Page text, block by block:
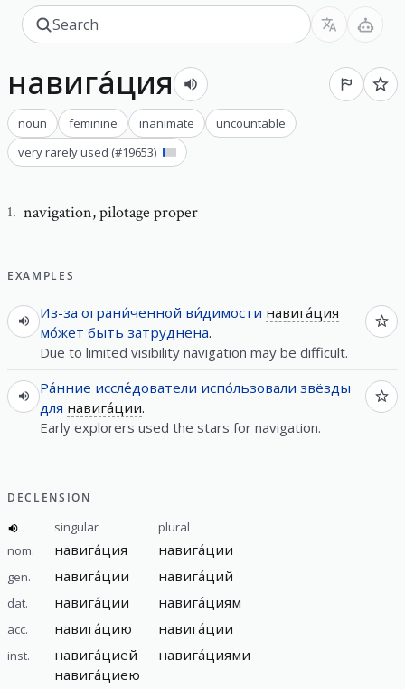
навига́ция
noun feminine inanimate
uncountable
very rarely used (#19653)
1. navigation,pilotage proper
EXAMPLES
Из-за ограни́ченной ви́димости навига́ция
мо́жет быть затруднена.
Due to limited visibility navigation may be difficult.
Ра́нние иссле́дователи испо́льзовали звёзды
для навига́ции.
Early explorers used the stars for navigation.
DECLENSION
singular
plural
nom.
навига́ция навига́ции
gen. навига́ции навига́ций
dat. навига́ции навига́циям
acc. навига́цию навига́ции
inst.
навига́цией
навига́циею
навига́циями